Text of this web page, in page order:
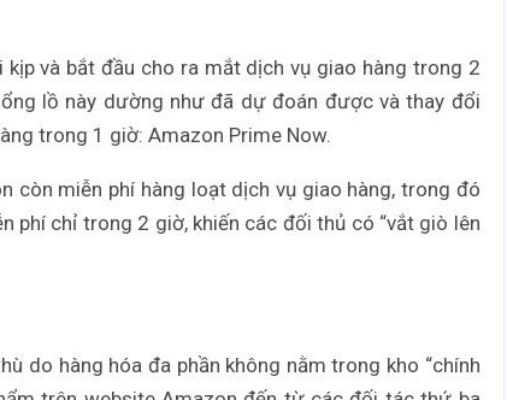
kịp và bắt đầu cho ra mắt dịch vụ giao hàng trong 2
lồ này dường như đã dự đoán được và thay đổi
trong 1 giờ: Amazon Prime Now.
còn miễn phí hàng loạt dịch vụ giao hàng, trong đó
phí chỉ trong 2 giờ, khiến các đối thủ có “vắt giò lên
do hàng hóa đa phần không nằm trong kho “chính